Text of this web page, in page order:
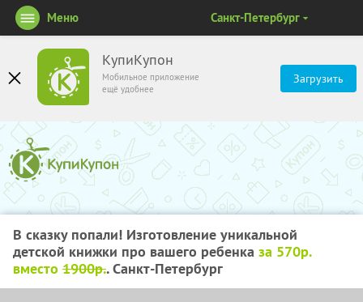
КупиКупон
Мобильное приложение
ещё удобнее
Загрузить
Меню Санкт-Петербург
В сказку попали! Изготовление уникальной
детской книжки про вашего ребенка за 570р.
вместо 1900р.. Санкт-Петербург